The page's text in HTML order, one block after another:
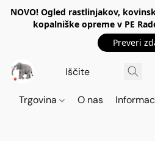
NOVO! Ogled rastlinjakov,
kopalniške opreme v PE
Preveri
Trgovina O nas